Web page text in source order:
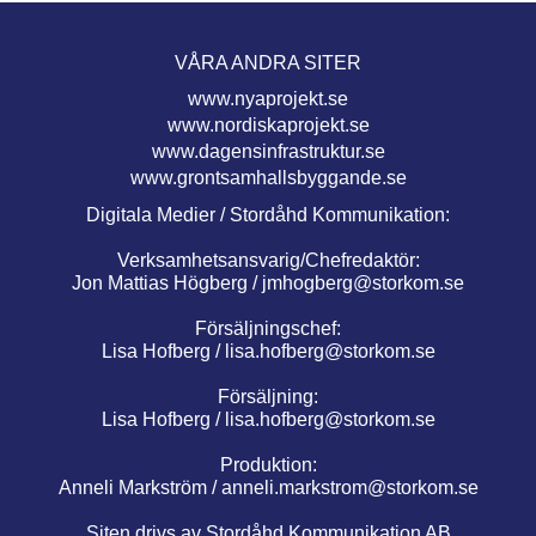
VÅRA ANDRA SITER
www.nyaprojekt.se
www.nordiskaprojekt.se
www.dagensinfrastruktur.se
www.grontsamhallsbyggande.se
Digitala Medier / Stordåhd Kommunikation:
Verksamhetsansvarig/Chefredaktör:
Jon Mattias Högberg / jmhogberg@storkom.se
Försäljningschef:
Lisa Hofberg / lisa.hofberg@storkom.se
Försäljning:
Lisa Hofberg / lisa.hofberg@storkom.se
Produktion:
Anneli Markström /anneli.markstrom@storkom.se